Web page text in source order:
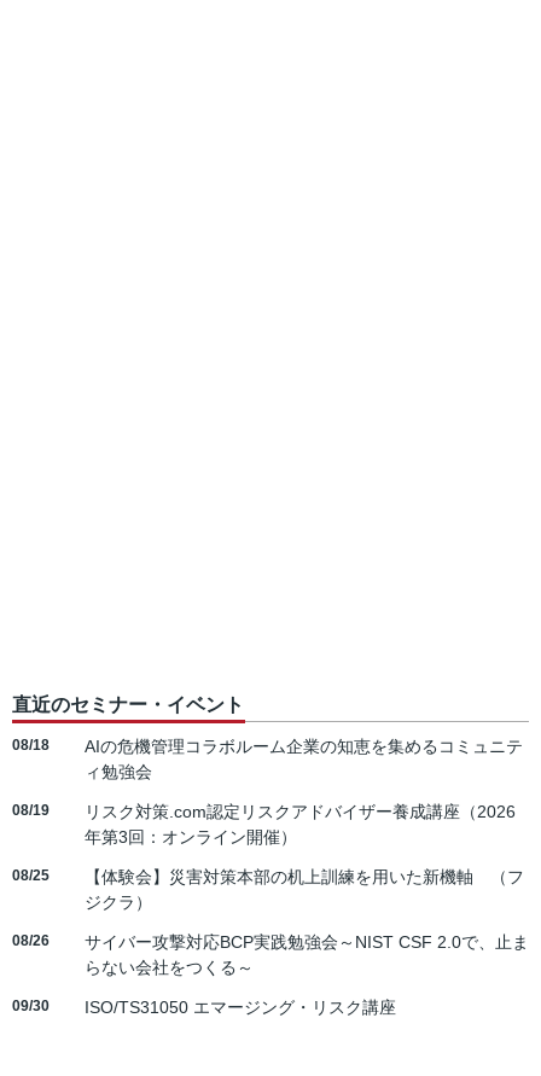
直近のセミナー・イベント
08/18
AIの危機管理コラボルーム企業の知恵を集めるコミュニテ
ィ勉強会
08/19
リスク対策.com認定リスクアドバイザー養成講座（2026
年第3回：オンライン開催）
08/25
【体験会】災害対策本部の机上訓練を用いた新機軸 （フ
ジクラ）
08/26
サイバー攻撃対応BCP実践勉強会～NIST CSF 2.0で、止ま
らない会社をつくる～
09/30 ISO/TS31050 エマージング・リスク講座